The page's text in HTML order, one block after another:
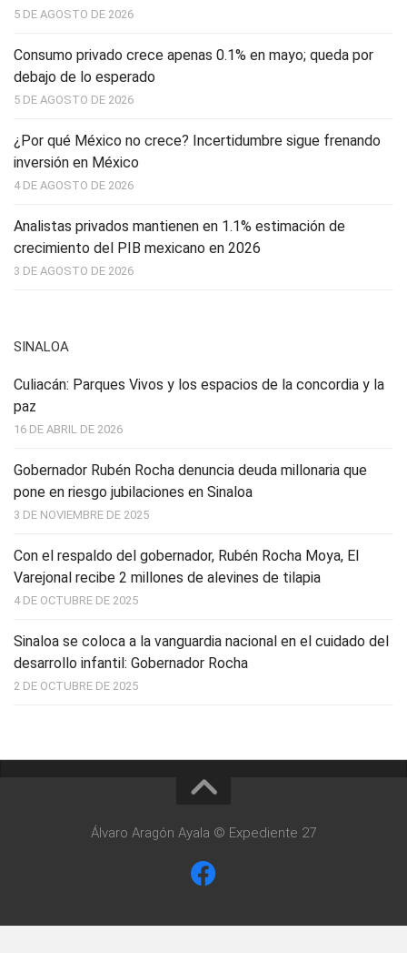
5 DE AGOSTO DE 2026
Consumo privado crece apenas 0.1% en mayo; queda por
debajo de lo esperado
5 DE AGOSTO DE 2026
¿Por qué México no crece? Incertidumbre sigue frenando
inversión en México
4 DE AGOSTO DE 2026
Analistas privados mantienen en 1.1% estimación de
crecimiento del PIB mexicano en 2026
3 DE AGOSTO DE 2026
SINALOA
Culiacán: Parques Vivos y los espacios de la concordia y la
paz
16 DE ABRIL DE 2026
Gobernador Rubén Rocha denuncia deuda millonaria que
pone en riesgo jubilaciones en Sinaloa
3 DE NOVIEMBRE DE 2025
Con el respaldo del gobernador, Rubén Rocha Moya, El
Varejonal recibe 2 millones de alevines de tilapia
4 DE OCTUBRE DE 2025
Sinaloa se coloca a la vanguardia nacional en el cuidado del
desarrollo infantil: Gobernador Rocha
2 DE OCTUBRE DE 2025
Álvaro Aragón Ayala © Expediente 27